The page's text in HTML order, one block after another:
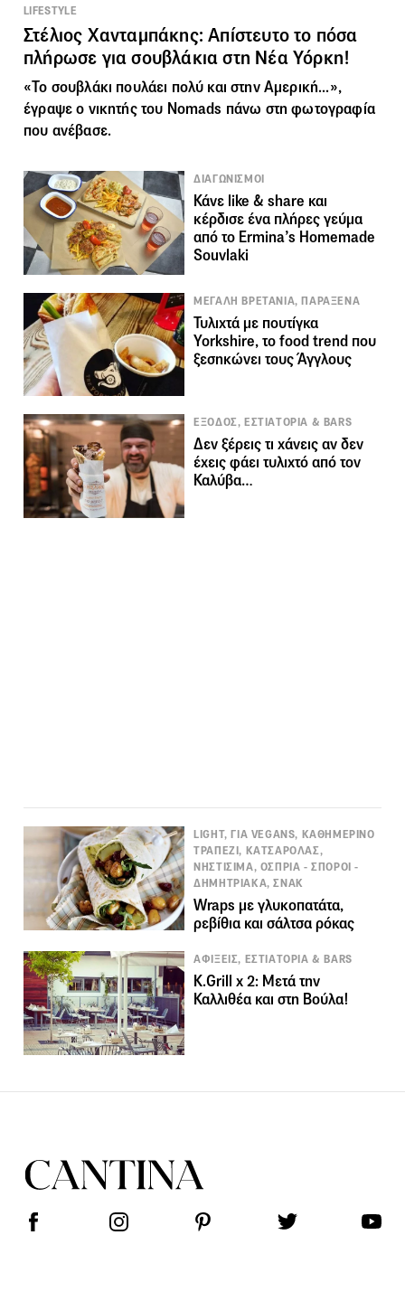
LIFESTYLE
Στέλιος Χανταμπάκης: Απίστευτο το πόσα
πλήρωσε για σουβλάκια στη Νέα Υόρκη!
«Το σουβλάκι πουλάει πολύ και στην Αμερική...»,
έγραψε ο νικητής του Nomads πάνω στη φωτογραφία
που ανέβασε.
ΔΙΑΓΩΝΙΣΜΟΙ
Κάνε like & share και
κέρδισε ένα πλήρες γεύμα
από το Ermina’s Ηomemade
Souvlaki
ΜΕΓΑΛΗ ΒΡΕΤΑΝΙΑ, ΠΑΡΑΞΕΝΑ
Τυλιχτά με πουτίγκα
Yorkshire, το food trend που
ξεσηκώνει τους Άγγλους
ΕΞΟΔΟΣ, ΕΣΤΙΑΤΟΡΙΑ & BARS
Δεν ξέρεις τι χάνεις αν δεν
έχεις φάει τυλιχτό από τον
Καλύβα…
LIGHT, ΓΙΑ VEGANS, ΚΑΘΗΜΕΡΙΝΟ
ΤΡΑΠΕΖΙ, ΚΑΤΣΑΡΟΛΑΣ,
ΝΗΣΤΙΣΙΜΑ, ΟΣΠΡΙΑ - ΣΠΟΡΟΙ -
ΔΗΜΗΤΡΙΑΚΑ, ΣΝΑΚ
Wraps με γλυκοπατάτα,
ρεβίθια και σάλτσα ρόκας
ΑΦΙΞΕΙΣ, ΕΣΤΙΑΤΟΡΙΑ & BARS
K.Grill x 2: Μετά την
Καλλιθέα και στη Βούλα!